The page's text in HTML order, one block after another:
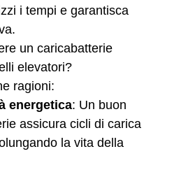
i tempi e garantisca
un caricabatterie
elevatori?
ragioni:
energetica: Un buon
assicura cicli di carica
la vita della